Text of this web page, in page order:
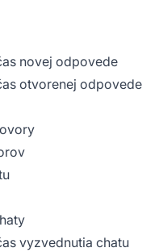
novej odpovede
otvorenej odpovede
vyzvednutia chatu